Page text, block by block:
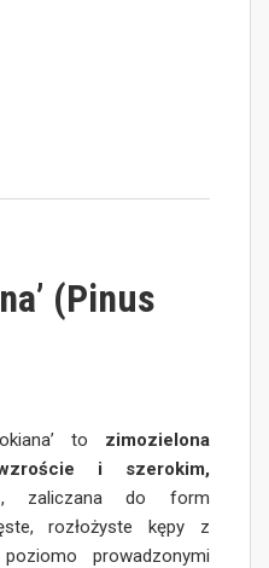
(Pinus
to zimozielona
i szerokim,
, zaliczana do form
rozłożyste kępy z
prowadzonymi